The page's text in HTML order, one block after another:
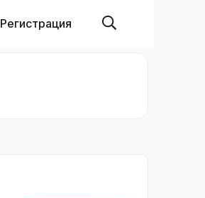
Регистрация